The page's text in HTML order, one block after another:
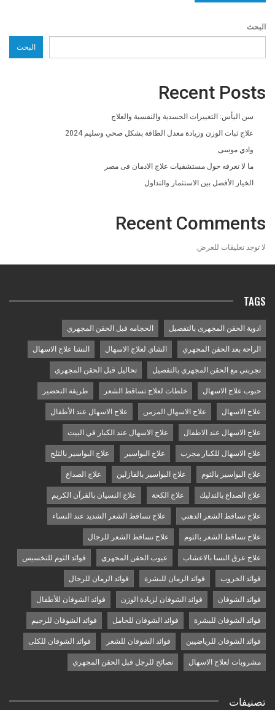
البحث
البحث
Recent Posts
سن اليأس: التغييرات الجسدية والنفسية والعلاج
علاج ثبات الوزن وزيادة معدل الطاقة بشكل صحي وسليم 2024
وادي موسى
ما لا تعرفه حول مستشفيات علاج الادمان فى مصر
الخيار الأفضل بين الاستثمار والتداول
Recent Comments
لا توجد تعليقات للعرض.
TAGS
ادوية الحقن المجهرى بالتفصيل الحجامه قبل الحقن المجهري
الراحة بعد الحقن المجهري الشاي لعلاج الاسهال النشا علاج الاسهال
تجربتي مع الحقن المجهري بالتفصيل تحاليل قبل الحقن المجهري
حبوب علاج الاسهال خلطات لعلاج تساقط الشعر طريقة التحضير
علاج الاسهال علاج الاسهال المزمن علاج الاسهال عند الأطفال
علاج الاسهال عند الاطفال علاج الاسهال عند الكبار في البيت
علاج الاسهال للكبار مجرب علاج البواسير علاج البواسير بالثلج
علاج البواسير بالثوم علاج البواسير بالفازلين علاج الصداع
علاج الصداع بالتدليك علاج الكحة علاج النسيان بالقرآن الكريم
علاج تساقط الشعر الدهني علاج تساقط الشعر الشديد عند النساء
علاج تساقط الشعر بالثوم علاج تساقط الشعر للرجال
علاج عرق النسا بالاعشاب عيوب الحقن المجهري فوائد الثوم للتخسيس
فوائد الخروب فوائد الرمان للبشرة فوائد الرمان للرجال
فوائد الشوفان فوائد الشوفان لزيادة الوزن فوائد الشوفان للأطفال
فوائد الشوفان للبشرة فوائد الشوفان للحامل فوائد الشوفان للرجيم
فوائد الشوفان للرياضيين فوائد الشوفان للشعر فوائد الشوفان للكلى
مشروبات لعلاج الاسهال نصائح للرجل قبل الحقن المجهري
تصنيفات